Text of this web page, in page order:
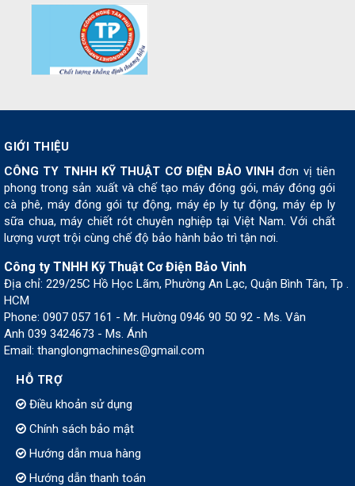
GIỚI THIỆU
CÔNG TY TNHH KỸ THUẬT CƠ ĐIỆN BẢO VINH đơn vị tiên
phong trong sản xuất và chế tạo máy đóng gói, máy đóng gói
cà phê, máy đóng gói tự động, máy ép ly tự động, máy ép ly
sữa chua, máy chiết rót chuyên nghiệp tại Việt Nam. Với chất
lượng vượt trội cùng chế độ bảo hành bảo trì tận nơi.
Công ty TNHH Kỹ Thuật Cơ Điện Bảo Vinh
Địa chỉ: 229/25C Hồ Học Lãm, Phường An Lạc, Quận Bình Tân, Tp .
HCM
Phone: 0907 057 161 - Mr. Hường 0946 90 50 92 - Ms. Vân
Anh 039 3424673 - Ms. Ánh
Email: thanglongmachines@gmail.com
HỖ TRỢ
Điều khoản sử dụng
Chính sách bảo mật
Hướng dẫn mua hàng
Hướng dẫn thanh toán